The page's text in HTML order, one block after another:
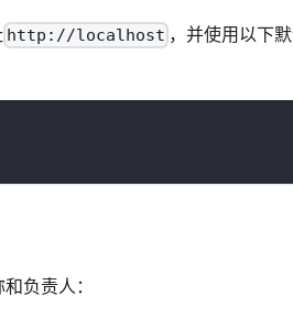
http://localhost ，并使用以下
负责人：